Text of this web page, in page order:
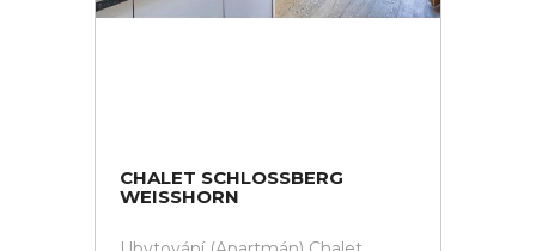
CHALET SCHLOSSBERG
WEISSHORN